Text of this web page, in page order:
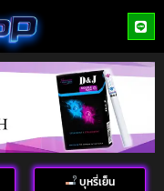
บุหรี่เย็น